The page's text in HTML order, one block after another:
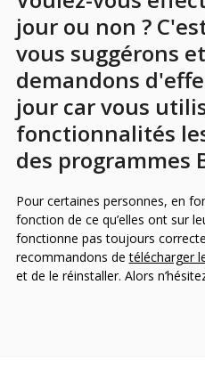
jour ou non ?
vous suggérons
demandons
jour car vous
fonctionnalités
des programmes
Pour certaines personnes, en
fonction de ce qu’elles ont sur
fonctionne pas toujours
recommandons detélécharger
et de le réinstaller. Alors